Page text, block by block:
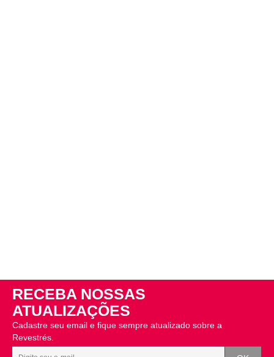
RECEBA NOSSAS
ATUALIZAÇÕES
Cadastre seu email e fique sempre atualizado sobre a
Revestrés.